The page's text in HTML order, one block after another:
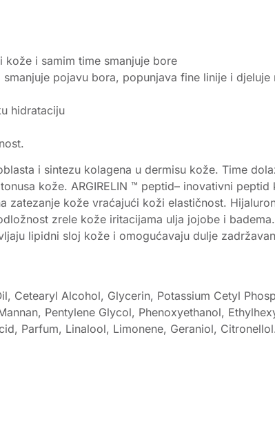
i samim time smanjuje bore
pojavu bora, popunjava fine linije i djeluje
hidrataciju
i sintezu kolagena u dermisu kože. Time
kože. ARGIRELIN ™ peptid– inovativni peptid
kože vraćajući koži elastičnost.
zrele kože iritacijama ulja jojobe i
lipidni sloj kože i omogućavaju dulje
Cetearyl Alcohol, Glycerin, Potassium Cetyl
Pentylene Glycol, Phenoxyethanol,
Parfum, Linalool, Limonene, Geraniol,